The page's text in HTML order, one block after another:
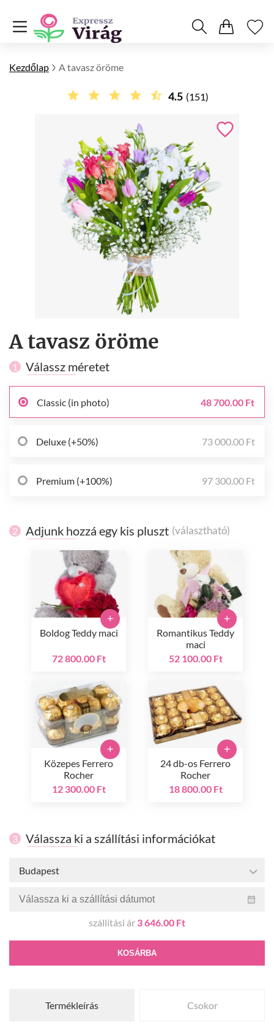
Kezdőlap A tavasz öröme
4.5 (151)
A tavasz öröme
1 Válassz méretet
Classic (in photo) 48 700.00 Ft
Deluxe (+50%) 73 000.00 Ft
Premium (+100%) 97 300.00 Ft
2 Adjunk hozzá egy kis pluszt (választható)
Boldog Teddy maci
72 800.00 Ft
+
Romantikus Teddy
maci
52 100.00 Ft
+
Közepes Ferrero
Rocher
12 300.00 Ft
+
24 db-os Ferrero
Rocher
18 800.00 Ft
+
3 Válassza ki a szállítási információkat
Budapest
szállítási ár 3 646.00 Ft
KOSÁRBA
Termékleírás Csokor